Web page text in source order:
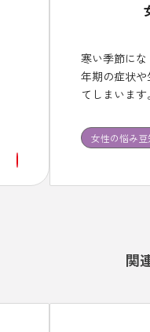
寒い季節に
年期の症状
てしまいま
体質に合っ
続して服用
女性の悩み豆
関